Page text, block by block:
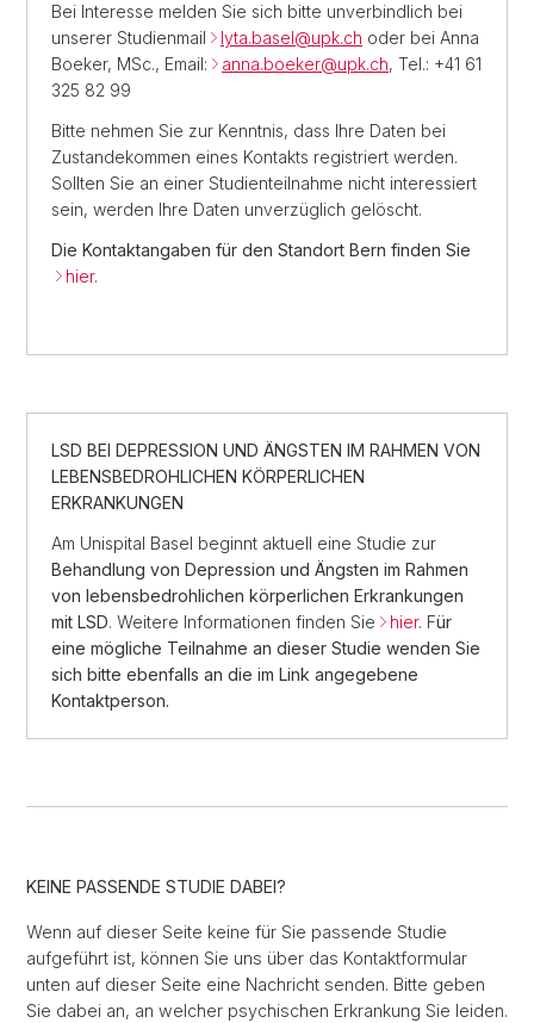
Bei Interesse melden Sie sich bitte unverbindlich bei
unserer Studienmail
lyta.basel@upk.ch oder bei Anna
Boeker, MSc., Email:
anna.boeker@upk.ch, Tel.: +41 61
325 82 99
Bitte nehmen Sie zur Kenntnis, dass Ihre Daten bei
Zustandekommen eines Kontakts registriert werden.
Sollten Sie an einer Studienteilnahme nicht interessiert
sein, werden Ihre Daten unverzüglich gelöscht.
Die Kontaktangaben für den Standort Bern finden Sie
hier.
LSD BEI DEPRESSION UND ÄNGSTEN IM RAHMEN VON
LEBENSBEDROHLICHEN KÖRPERLICHEN
ERKRANKUNGEN
Am Unispital Basel beginnt aktuell eine Studie zur
Behandlung von Depression und Ängsten im Rahmen
von lebensbedrohlichen körperlichen Erkrankungen
mit LSD. Weitere Informationen finden Sie hier. Für
eine mögliche Teilnahme an dieser Studie wenden Sie
sich bitte ebenfalls an die im Link angegebene
Kontaktperson.
KEINE PASSENDE STUDIE DABEI?
Wenn auf dieser Seite keine für Sie passende Studie
aufgeführt ist, können Sie uns über das Kontaktformular
unten auf dieser Seite eine Nachricht senden. Bitte geben
Sie dabei an, an welcher psychischen Erkrankung Sie leiden.